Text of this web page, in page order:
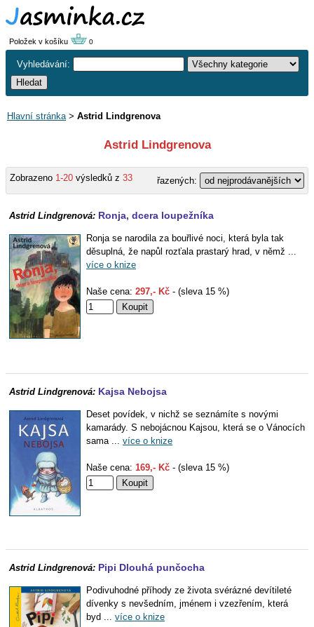
Položek v košíku 0
Vyhledávání:
Hlavní stránka> Astrid Lindgrenova
Astrid Lindgrenova
Zobrazeno 1-20 výsledků z 33 řazených:
Astrid Lindgrenová: Ronja, dcera loupežníka
Ronja se narodila za bouřlivé noci, která byla tak
děsuplná, že napůl rozťala prastarý hrad, v němž ...
více o knize
Naše cena: 297,- Kč - (sleva 15 %)
Astrid Lindgrenová: Kajsa Nebojsa
Deset povídek, v nichž se seznámíte s novými
kamarády. S nebojácnou Kajsou, která se o Vánocích
sama ... více o knize
Naše cena: 169,- Kč - (sleva 15 %)
Astrid Lindgrenová: Pipi Dlouhá punčocha
Podivuhodné příhody ze života svérázné devítileté
dívenky s nevšedním, jménem i vzezřením, která
byd ... více o knize